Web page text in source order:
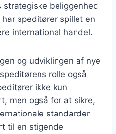
strategiske beliggenhed
speditører spillet en
international handel.
og udviklingen af nye
rolle også
ikke kun
men også for at sikre,
standarder
til en stigende